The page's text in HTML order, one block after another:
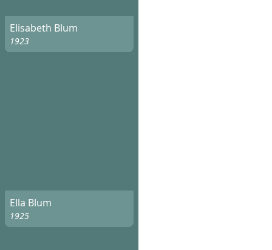
Elisabeth Blum
1923
Ella Blum
1925